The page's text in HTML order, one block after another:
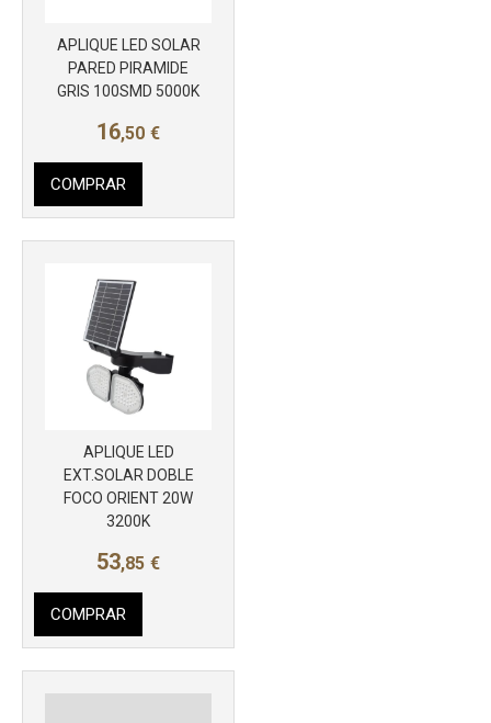
APLIQUE LED SOLAR
PARED PIRAMIDE
GRIS 100SMD 5000K
16,50 €
COMPRAR
APLIQUE LED
EXT.SOLAR DOBLE
FOCO ORIENT 20W
3200K
53,85 €
COMPRAR